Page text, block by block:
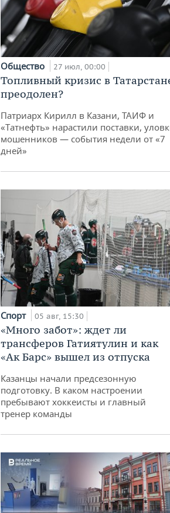
Общество 27 июл, 00:00
Топливный кризис в
преодолен?
Патриарх Кирилл в Казани, ТАИФ и
«Татнефть» нарастили поставки,
мошенников — события недели от «7
дней»
Спорт 05 авг, 15:30
«Много забот»: ждет ли
трансферов Гатиятулин и как
«Ак Барс» вышел из отпуска
Казанцы начали предсезонную
подготовку. В каком настроении
пребывают хоккеисты и главный
тренер команды